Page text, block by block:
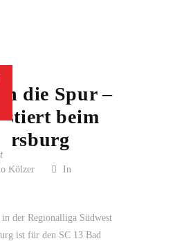
die Spur –
beim
Kölzer
In
in der Regionalliga Südwest
ist für den SC 13 Bad